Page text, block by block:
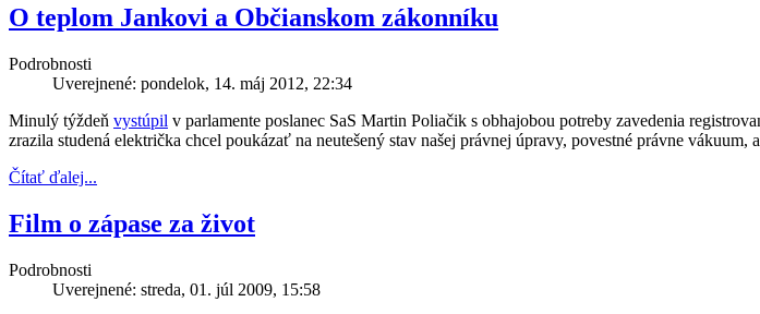
O teplom Jankovi a Občianskom zákonníku
Podrobnosti
Uverejnené: pondelok, 14. máj 2012, 22:34
Minulý týždeň vystúpil v parlamente poslanec SaS Martin Poliačik s obhajobou potreby zavedenia
zrazila studená električka chcel poukázať na neutešený stav našej právnej úpravy, povestné právne
Čítať ďalej...
Film o zápase za život
Podrobnosti
Uverejnené: streda, 01. júl 2009, 15:58